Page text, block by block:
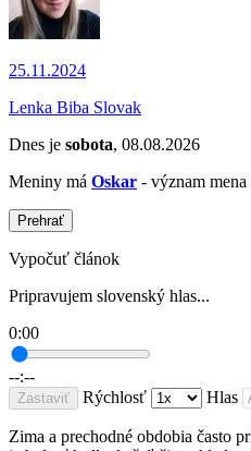
25.11.2024
Lenka Biba Slovak
Dnes je sobota, 08.08.2026
Meniny má Oskar - význam mena
Prehrať
Vypočuť článok
Pripravujem slovenský hlas...
0:00
--:--
Zastaviť Rýchlosť Hlas
Zima a prechodné obdobia často